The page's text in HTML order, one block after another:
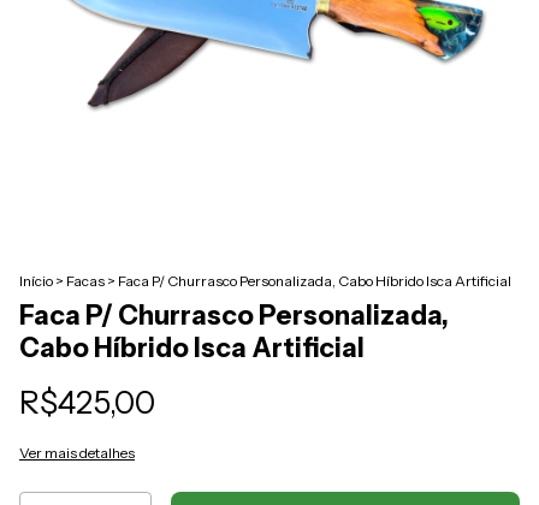
Início > Facas > Faca P/ Churrasco Personalizada, Cabo Híbrido Isca Artificial
Faca P/ Churrasco Personalizada,
Cabo Híbrido Isca Artificial
R$425,00
Ver mais detalhes